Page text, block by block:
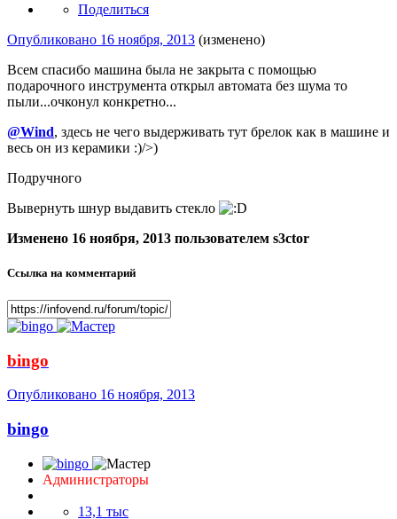
Поделиться
Опубликовано 16 ноября, 2013 (изменено)
Всем спасибо машина была не закрыта с помощью
подарочного инструмента открыл автомата без шума то
пыли...очконул конкретно...
@Wind, здесь не чего выдерживать тут брелок как в машине и
весь он из керамики :)/>)
Подручного
Вывернуть шнур выдавить стекло
Изменено 16 ноября, 2013 пользователем s3ctor
Ссылка на комментарий
bingo
Опубликовано 16 ноября, 2013
bingo
Администраторы
13,1 тыс